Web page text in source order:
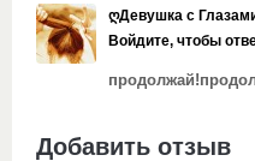
ღДевушка с
Войдите, чтобы
Добавить отзыв